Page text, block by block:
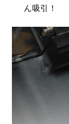
ん吸引！